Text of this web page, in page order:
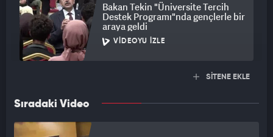
Bakan Tekin "Üniversite Tercih
Destek Programı"nda gençlerle bir
araya geldi
VIDEOYU İZLE
SİTENE EKLE
Sıradaki Video